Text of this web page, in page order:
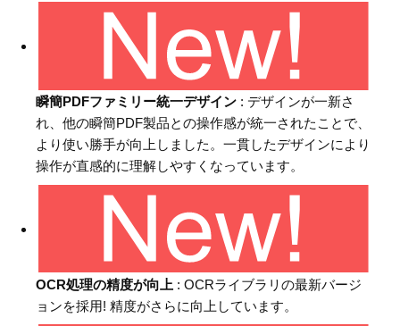
瞬簡PDFファミリー統一デザイン : デザインが一新さ
れ、他の瞬簡PDF製品との操作感が統一されたことで、
より使い勝手が向上しました。一貫したデザインにより
操作が直感的に理解しやすくなっています。
OCR処理の精度が向上 : OCRライブラリの最新バージ
ョンを採用! 精度がさらに向上しています。